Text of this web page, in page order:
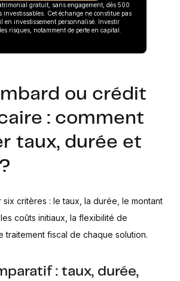
gratuit, sans engagement, dès 500
Cet échange ne constitue pas
en investissement personnalisé. Investir
risques, notamment de perte en capital.
ou crédit
: comment
taux, durée et
critères : le taux, la durée, le montant
coûts initiaux, la flexibilité de
traitement fiscal de chaque solution.
: taux, durée,